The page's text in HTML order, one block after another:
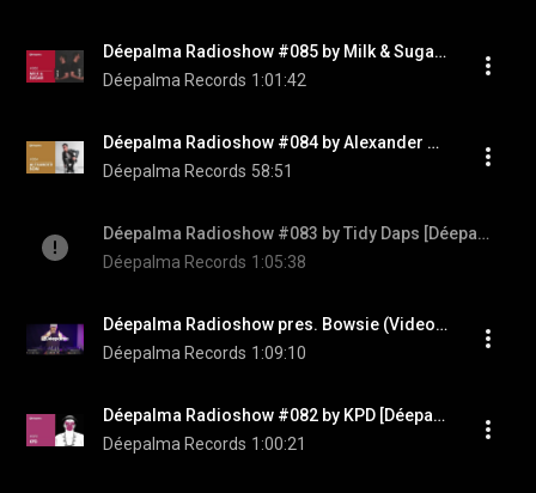
Déepalma Radioshow #085 by Milk & Sugar [Déepalma Records]
Déepalma Records 1:01:42
Déepalma Radioshow #084 by Alexander Som [Déepalma Records]
Déepalma Records 58:51
Déepalma Radioshow #083 by Tidy Daps [Déepalma Records]
Déepalma Records 1:05:38
Déepalma Radioshow pres. Bowsie (Video DJ Mix Special)
Déepalma Records 1:09:10
Déepalma Radioshow #082 by KPD [Déepalma Records]
Déepalma Records 1:00:21